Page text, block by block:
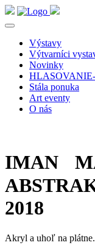
Výstavy
Výtvarníci
Novinky
HLASOVANIE-
Stála ponuka
Art eventy
O nás
IMAN
2018
Akryl a uhoľ na